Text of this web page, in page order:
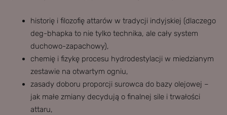
historię i filozofię attarów w tradycji indyjskiej (dlaczego
deg-bhapka to nie tylko technika, ale cały system
duchowo-zapachowy),
chemię i fizykę procesu hydrodestylacji w miedzianym
zestawie na otwartym ogniu,
zasady doboru proporcji surowca do bazy olejowej –
jak małe zmiany decydują o finalnej sile i trwałości
attaru,